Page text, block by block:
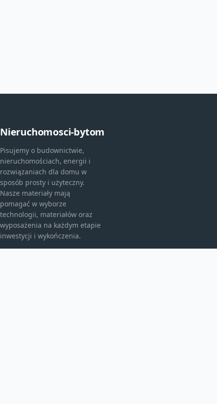
Nieruchomosci-bytom
Pisujemy o budownictwie,
nieruchomościach, energii i
rozwiązaniach dla domu w
sposób prosty i użyteczny.
Nasze materiały mają
pomagać w wyborze
technologii, materiałów oraz
wyposażenia na każdym etapie
inwestycji i wykończenia.